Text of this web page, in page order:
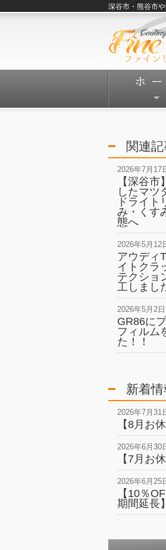
深谷市・熊谷市
関連記
2026年7月17
【深谷
したマツ
ドライト
み・くす
態へ
2026年5月12
アウディ
イトクラ
テクショ
工しまし
2026年5月2日
GR86に
フィルム
た！！
新着情
2026年7月31
【8月お
2026年6月30
【7月お
2026年6月25
【10％
期間延長】